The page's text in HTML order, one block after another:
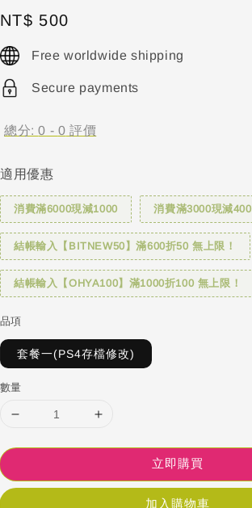
Regular
price
NT$ 500
Free worldwide shipping
Secure payments
總分:0 - 0 評價
適用優惠
消費滿6000現減1000 消費滿3000現減400
結帳輸入【BITNEW50】滿600折50 無上限！
結帳輸入【OHYA100】滿1000折100 無上限！
品項
套餐一(PS4存檔修改)
數量
立即購買
加入購物車